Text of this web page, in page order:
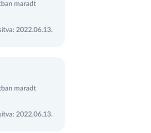
maradt
2022.06.13.
maradt
2022.06.13.